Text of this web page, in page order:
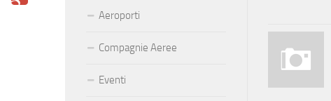
Aeroporti
Compagnie Aeree
Eventi